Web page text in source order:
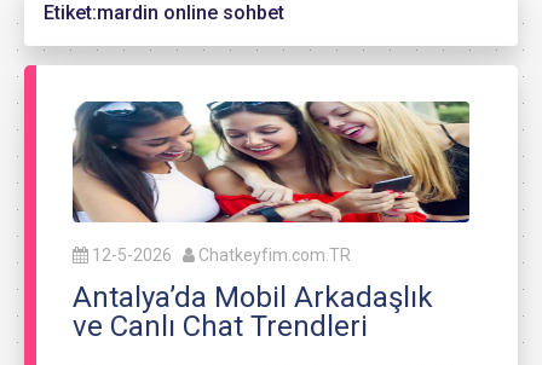
Etiket:mardin online sohbet
12-5-2026 Chatkeyfim.com.TR
Antalya’da Mobil Arkadaşlık
ve Canlı Chat Trendleri